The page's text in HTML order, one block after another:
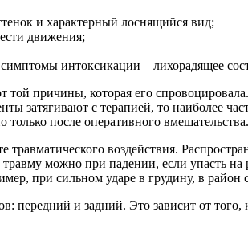
и характерный лоснящийся вид;
движения;
интоксикации – лихорадящее
той причины, которая его
затягивают с терапией, то наиболее
после оперативного вмешательства.
травматического воздействия.
можно при падении, если упасть
при сильном ударе в грудину, в район
передний и задний. Это зависит от